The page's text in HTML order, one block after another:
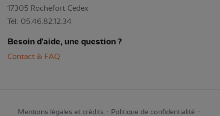
17305 Rochefort Cedex
Tél: 05.46.82.12.34
Besoin d'aide, une question ?
Contact & FAQ
Mentions légales et crédits Politique de confidentialité